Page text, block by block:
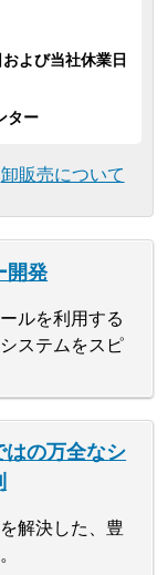
よび当社休業日
ター
卸販売について
開発
ルを利用する
ステムをスピ
はの万全なシ
解決した、豊